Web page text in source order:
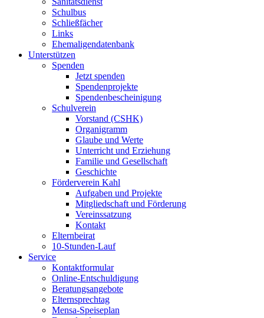
Schulbus
Schließfächer
Links
Ehemaligendatenbank
Unterstützen
Spenden
Jetzt spenden
Spendenprojekte
Spendenbescheinigung
Schulverein
Vorstand (CSHK)
Organigramm
Glaube und Werte
Unterricht und Erziehung
Familie und Gesellschaft
Geschichte
Förderverein Kahl
Aufgaben und Projekte
Mitgliedschaft und Förderung
Vereinssatzung
Kontakt
Elternbeirat
10-Stunden-Lauf
Service
Kontaktformular
Online-Entschuldigung
Beratungsangebote
Elternsprechtag
Mensa-Speiseplan